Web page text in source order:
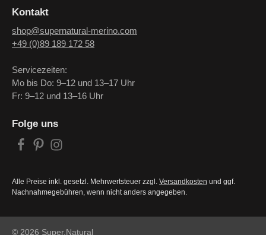
Folge uns
Alle Preise inkl. gesetzl. Mehrwertsteuer zzgl. Versandkosten und ggf.
Nachnahmegebühren, wenn nicht anders angegeben.
Kontakt
shop@supernatural-merino.com
+49 (0)89 189 172 58
Servicezeiten:
Mo bis Do: 9–12 und 13–17 Uhr
Fr: 9–12 und 13–16 Uhr
© 2026 Super.Natural